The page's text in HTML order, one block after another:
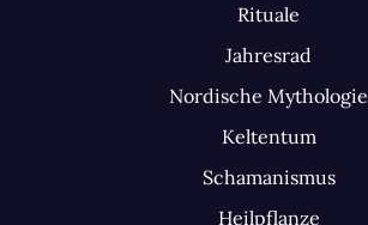
Rituale
Jahresrad
Nordische Mythologie
Keltentum
Schamanismus
Heilpflanze